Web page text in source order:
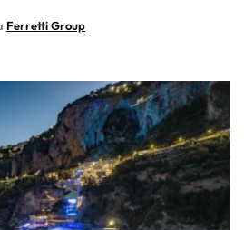
Ferretti Group